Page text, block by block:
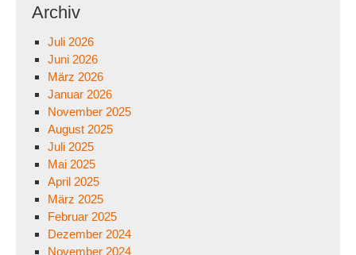
Archiv
Juli 2026
Juni 2026
März 2026
Januar 2026
November 2025
August 2025
Juli 2025
Mai 2025
April 2025
März 2025
Februar 2025
Dezember 2024
November 2024